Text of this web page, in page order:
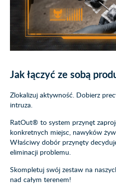
Jak łączyć ze sobą
Zlokalizuj aktywność. Dobierz
intruza.
RatOut® to system przynęt
konkretnych miejsc, nawyków
Właściwy dobór przynęty
eliminacji problemu.
Skompletuj swój zestaw na
nad całym terenem!